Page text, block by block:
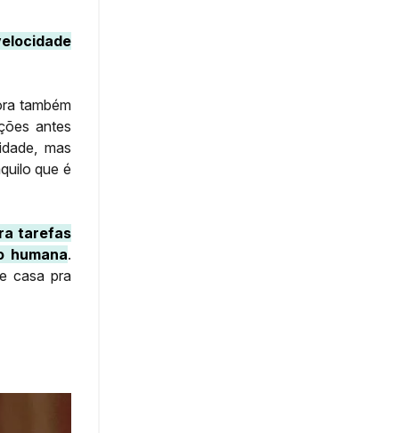
também
antes
mas
que é
tarefas
humana.
casa pra